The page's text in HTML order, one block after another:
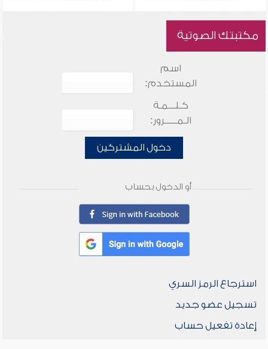
مكتبتك الصوتية
اسم
المستخدم:
كـلـــمـة
الـمـــــرور:
دخول المشتركين
أو الدخول بحساب
استرجاع الرمز السري
تسجيل عضو جديد
إعادة تفعيل حساب